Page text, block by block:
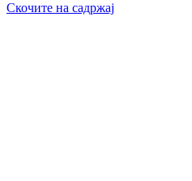
Скочите на садржај